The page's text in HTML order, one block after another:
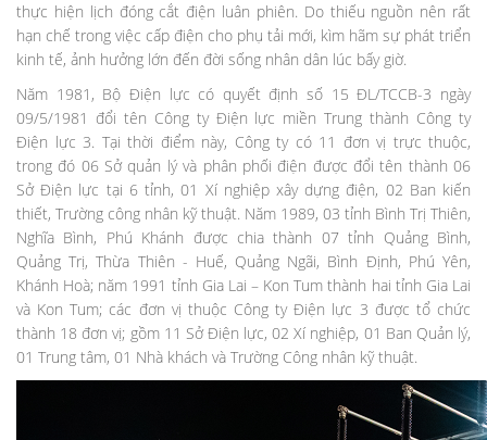
thực hiện lịch đóng cắt điện luân phiên. Do thiếu nguồn nên rất
hạn chế trong việc cấp điện cho phụ tải mới, kìm hãm sự phát triển
kinh tế, ảnh hưởng lớn đến đời sống nhân dân lúc bấy giờ.
Năm 1981, Bộ Điện lực có quyết định số 15 ĐL/TCCB-3 ngày
09/5/1981 đổi tên Công ty Điện lực miền Trung thành Công ty
Điện lực 3. Tại thời điểm này, Công ty có 11 đơn vị trực thuộc,
trong đó 06 Sở quản lý và phân phối điện được đổi tên thành 06
Sở Điện lực tại 6 tỉnh, 01 Xí nghiệp xây dựng điện, 02 Ban kiến
thiết, Trường công nhân kỹ thuật. Năm 1989, 03 tỉnh Bình Trị Thiên,
Nghĩa Bình, Phú Khánh được chia thành 07 tỉnh Quảng Bình,
Quảng Trị, Thừa Thiên - Huế, Quảng Ngãi, Bình Định, Phú Yên,
Khánh Hoà; năm 1991 tỉnh Gia Lai – Kon Tum thành hai tỉnh Gia Lai
và Kon Tum; các đơn vị thuộc Công ty Điện lực 3 được tổ chức
thành 18 đơn vị; gồm 11 Sở Điện lực, 02 Xí nghiệp, 01 Ban Quản lý,
01 Trung tâm, 01 Nhà khách và Trường Công nhân kỹ thuật.